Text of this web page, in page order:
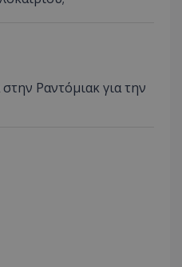
Ραντόμιακ για την